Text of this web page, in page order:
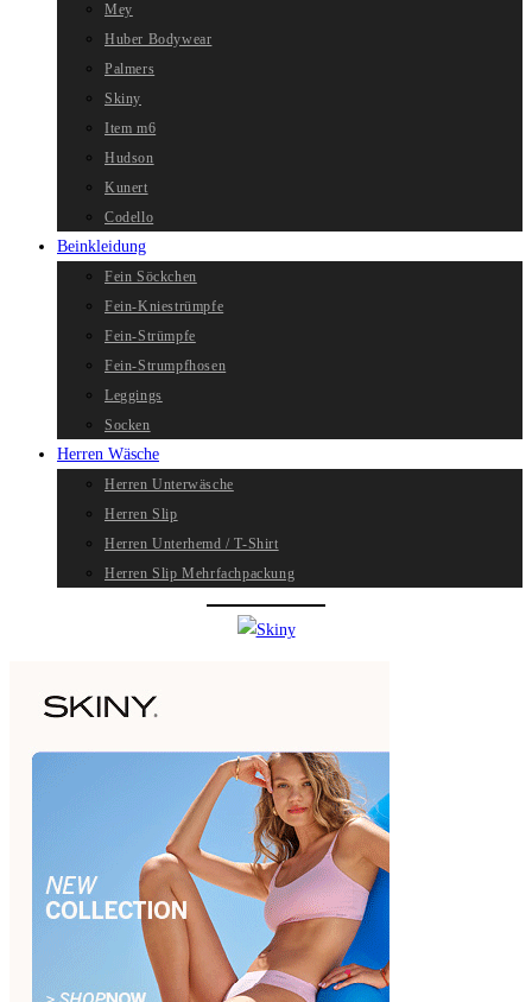
Mey
Huber Bodywear
Palmers
Skiny
Item m6
Hudson
Kunert
Codello
Beinkleidung
Fein Söckchen
Fein-Kniestrümpfe
Fein-Strümpfe
Fein-Strumpfhosen
Leggings
Socken
Herren Wäsche
Herren Unterwäsche
Herren Slip
Herren Unterhemd / T-Shirt
Herren Slip Mehrfachpackung